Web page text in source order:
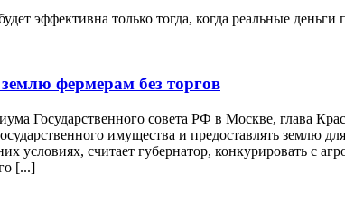
эффективна только тогда, когда реальные
фермерам без торгов
Государственного совета РФ в Москве, глава
имущества и предоставлять землю
условиях, считает губернатор, конкурировать с
[...]